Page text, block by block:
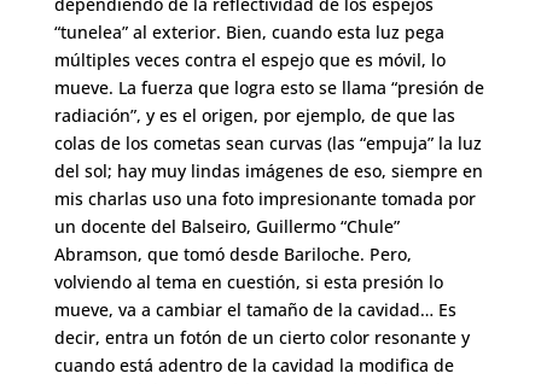
“tunelea” al exterior. Bien, cuando esta luz pega
múltiples veces contra el espejo que es móvil, lo
mueve. La fuerza que logra esto se llama “presión de
radiación”, y es el origen, por ejemplo, de que las
colas de los cometas sean curvas (las “empuja” la luz
del sol; hay muy lindas imágenes de eso, siempre en
mis charlas uso una foto impresionante tomada por
un docente del Balseiro, Guillermo “Chule”
Abramson, que tomó desde Bariloche. Pero,
volviendo al tema en cuestión, si esta presión lo
mueve, va a cambiar el tamaño de la cavidad… Es
decir, entra un fotón de un cierto color resonante y
cuando está adentro de la cavidad la modifica de